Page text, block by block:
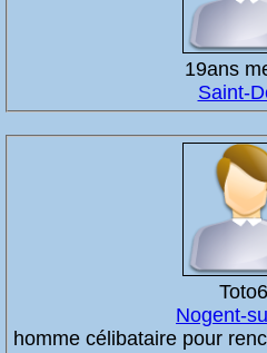
19ans
Saint-
Nogent-
homme célibataire pour